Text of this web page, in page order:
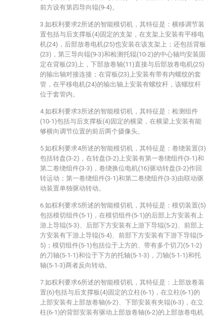
前方设有第四导向辊(9-4)。
3.如权利要求2所述的智能模切机，其特征是：横移调节装
置包括与后支撑板(4)固定的支架，在支架上安装有平移电
机(24)，后部放卷电机(25)也安装在该支架上；还包括背板
(23)，第三导向辊(9-3)和检测托辊(10-2)的中心轴均安装固
定在背板(23)上，下部放卷轴(11)直接与后部放卷电机(25)
的输出轴对接连接；在背板(23)上安装有带有内螺纹的套
管，在平移电机(24)的输出轴上安装有螺纹杆，该螺纹杆
位于套管内。
4.如权利要求3所述的智能模切机，其特征是：检测组件
(10-1)包括与后支撑板(4)固定的横梁，在横梁上安装有能
够横向调节位置的前后两个摄像头。
5.如权利要求4所述的智能模切机，其特征是：卷绕装置(3)
包括转盘(3-2)，在转盘(3-2)上安装有第一卷绕组件(3-1)和
第二卷绕组件(3-3)，卷绕换位电机(16)驱动转盘(3-2)作回
转运动；第一卷绕组件(3-1)和第二卷绕组件(3-3)由联动驱
动装置单独驱动转动。
6.如权利要求5所述的智能模切机，其特征是：模切装置(5)
包括模切组件(5-1)，在模切组件(5-1)的后部上方安装有上
游上导辊(5-3)、后部下方安装有上游下导辊(5-2)、前部上
方安装有下游上导辊(5-4)、前部下方安装有下游下导辊(5-
5)；模切组件(5-1)包括位于上方的、带有多个切刀(5-1-2)
的刀轴(5-1-1)和位于下方的托轴(5-1-3)，刀轴(5-1-1)和托
轴(5-1-3)两者反向转动。
7.如权利要求6所述的智能模切机，其特征是：上部放卷装
置(6)包括与后支撑板(4)固定的立柱(6-1)，在立柱(6-1)的
上部安装有上部放卷轴(6-2)、下部安装有夹辊(6-3)，在立
柱(6-1)的背部安装有驱动上部放卷轴(6-2)的上部放卷电机